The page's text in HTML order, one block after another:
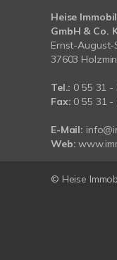
Heise
GmbH & Co.
Ernst-
37603
Tel.: 0 55 31 -
Fax: 0 55 31 -
E-Mail:
Web:
© Heise